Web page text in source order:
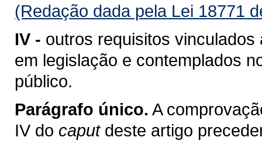
(Redação dada pela Lei 18771
IV - outros requisitos
em legislação e contemplados
público.
Parágrafo único. A
IV do caputdeste artigo